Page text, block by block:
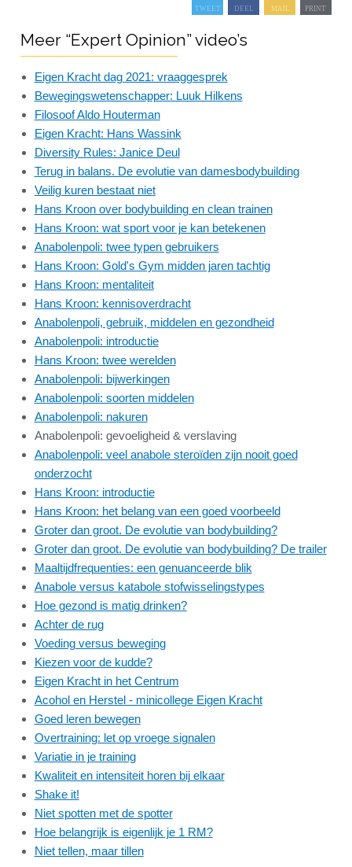
Meer “Expert Opinion” video’s
Eigen Kracht dag 2021: vraaggesprek
Bewegingswetenschapper: Luuk Hilkens
Filosoof Aldo Houterman
Eigen Kracht: Hans Wassink
Diversity Rules: Janice Deul
Terug in balans. De evolutie van damesbodybuilding
Veilig kuren bestaat niet
Hans Kroon over bodybuilding en clean trainen
Hans Kroon: wat sport voor je kan betekenen
Anabolenpoli: twee typen gebruikers
Hans Kroon: Gold's Gym midden jaren tachtig
Hans Kroon: mentaliteit
Hans Kroon: kennisoverdracht
Anabolenpoli, gebruik, middelen en gezondheid
Anabolenpoli: introductie
Hans Kroon: twee werelden
Anabolenpoli: bijwerkingen
Anabolenpoli: soorten middelen
Anabolenpoli: nakuren
Anabolenpoli: gevoeligheid & verslaving
Anabolenpoli: veel anabole steroïden zijn nooit goed
onderzocht
Hans Kroon: introductie
Hans Kroon: het belang van een goed voorbeeld
Groter dan groot. De evolutie van bodybuilding?
Groter dan groot. De evolutie van bodybuilding? De trailer
Maaltijdfrequenties: een genuanceerde blik
Anabole versus katabole stofwisselingstypes
Hoe gezond is matig drinken?
Achter de rug
Voeding versus beweging
Kiezen voor de kudde?
Eigen Kracht in het Centrum
Acohol en Herstel - minicollege Eigen Kracht
Goed leren bewegen
Overtraining: let op vroege signalen
Variatie in je training
Kwaliteit en intensiteit horen bij elkaar
Shake it!
Niet spotten met de spotter
Hoe belangrijk is eigenlijk je 1 RM?
Niet tellen, maar tillen